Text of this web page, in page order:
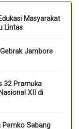
Masyarakat
Lintas
Jambore
32 Pramuka
XII di
Pemko Sabang